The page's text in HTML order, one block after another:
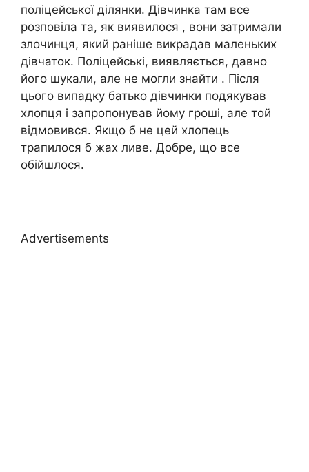
поліцейської ділянки. Дівчинка там все
розповіла та, як виявилося , вони затримали
злочинця, який раніше викрадав маленьких
дівчаток. Поліцейські, виявляється, давно
його шукали, але не могли знайти . Після
цього випадку батько дівчинки подякував
хлопця і запропонував йому гроші, але той
відмовився. Якщо б не цей хлопець
трапилося б жах ливе. Добре, що все
обійшлося.
Advertisements